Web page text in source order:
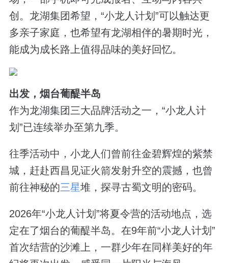
创。龙湖集团希望，“小龙人计划”可以触达更
多亲子家庭，也希望有龙湖相伴的暑期时光，
能成为成长路上值得品味的美好回忆。
出发，烟台葡醍半岛
作为龙湖集团三大品牌活动之一，“小龙人计
划”已连续举办至第九季。
往季活动中，小龙人们曾前往金碧辉煌的紫禁
城，赶赴西昌见证火箭发射升空的震撼，也曾
前往神秘的三星堆，探寻古蜀文明的密码。
2026年“小龙人计划”将夏令营的活动地点，选
定在了烟台的葡醍半岛。在9年前“小龙人计划”
首次结营的沙滩上，一群少年在同样美好的年